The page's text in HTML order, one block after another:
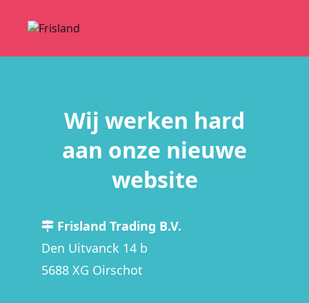
Wij werken hard
aan onze nieuwe
website
Frisland Trading B.V.
Den Uitvanck 14 b
5688 XG Oirschot